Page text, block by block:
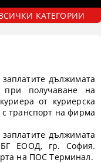
КАТЕГОРИИ
дължимата
при получаване на
от куриерска
транспорт на фирма
дължимата
ЕООД, гр. София.
на ПОС Терминал.